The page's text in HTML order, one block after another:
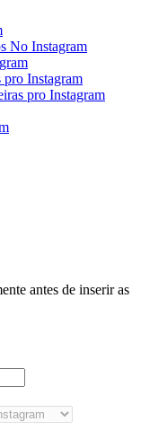
No Instagram
pro Instagram
pro Instagram
antes de inserir as